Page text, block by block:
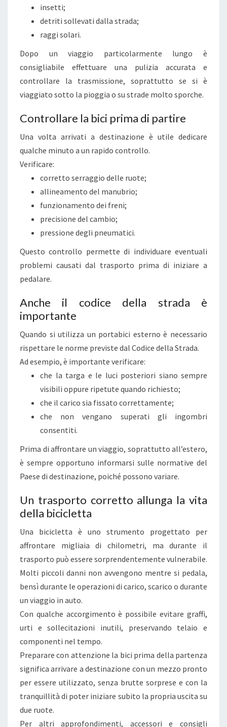
insetti;
detriti sollevati dalla strada;
raggi solari.
Dopo un viaggio particolarmente lungo è
consigliabile effettuare una pulizia accurata e
controllare la trasmissione, soprattutto se si è
viaggiato sotto la pioggia o su strade molto sporche.
Controllare la bici prima di partire
Una volta arrivati a destinazione è utile dedicare
qualche minuto a un rapido controllo.
Verificare:
corretto serraggio delle ruote;
allineamento del manubrio;
funzionamento dei freni;
precisione del cambio;
pressione degli pneumatici.
Questo controllo permette di individuare eventuali
problemi causati dal trasporto prima di iniziare a
pedalare.
Anche il codice della strada è
importante
Quando si utilizza un portabici esterno è necessario
rispettare le norme previste dal Codice della Strada.
Ad esempio, è importante verificare:
che la targa e le luci posteriori siano sempre
visibili oppure ripetute quando richiesto;
che il carico sia fissato correttamente;
che non vengano superati gli ingombri
consentiti.
Prima di affrontare un viaggio, soprattutto all’estero,
è sempre opportuno informarsi sulle normative del
Paese di destinazione, poiché possono variare.
Un trasporto corretto allunga la vita
della bicicletta
Una bicicletta è uno strumento progettato per
affrontare migliaia di chilometri, ma durante il
trasporto può essere sorprendentemente vulnerabile.
Molti piccoli danni non avvengono mentre si pedala,
bensì durante le operazioni di carico, scarico o durante
un viaggio in auto.
Con qualche accorgimento è possibile evitare graffi,
urti e sollecitazioni inutili, preservando telaio e
componenti nel tempo.
Preparare con attenzione la bici prima della partenza
significa arrivare a destinazione con un mezzo pronto
per essere utilizzato, senza brutte sorprese e con la
tranquillità di poter iniziare subito la propria uscita su
due ruote.
Per altri approfondimenti, accessori e consigli